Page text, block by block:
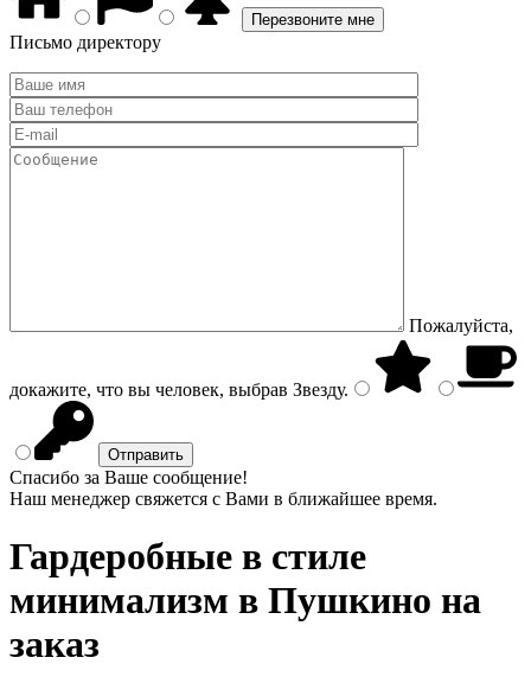
Письмо директору
Пожалуйста,
докажите, что вы человек, выбрав Звезду.
Спасибо за Ваше сообщение!
Наш менеджер свяжется с Вами в ближайшее время.
Гардеробные в стиле
минимализм в Пушкино на
заказ